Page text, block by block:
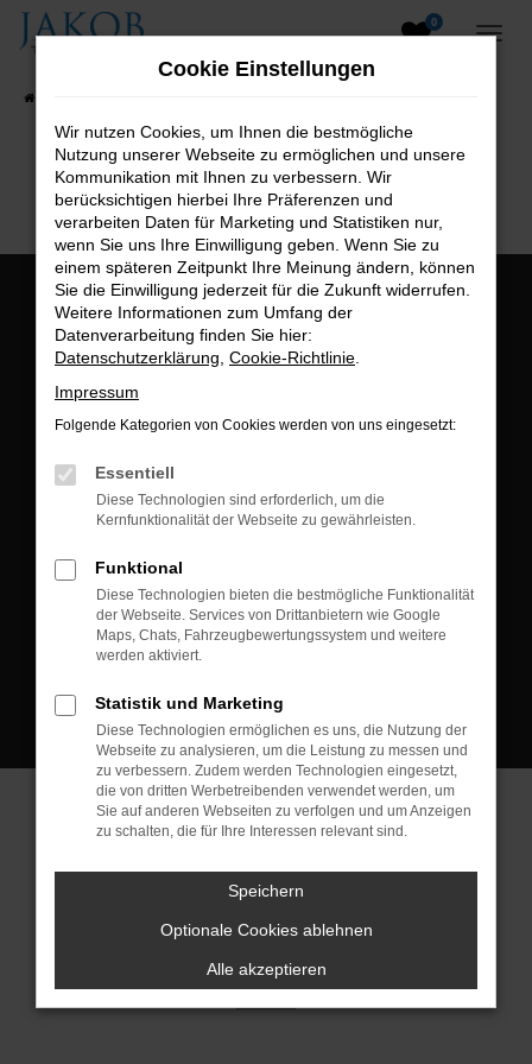
Zum
0
B2B-Shop
Öffnungszeiten:
Montag bis Freitag:
Postadresse:
Kontakt:
Tel.: +49 3745 760 90 20
Fax: +49 3745 760 90 21
Mail: fj@jakob-trading.com
Cookie Einstellungen
© 2026 Jakob Trading GmbH | Neustädter Straße 1 | DE-08223
Neustadt/Vogtland | fj@jakob-trading.com | Webdesign by audaris.de
Cookie Einstellungen
Wir nutzen Cookies, um Ihnen die bestmögliche
Nutzung unserer Webseite zu ermöglichen und unsere
Kommunikation mit Ihnen zu verbessern. Wir
berücksichtigen hierbei Ihre Präferenzen und
verarbeiten Daten für Marketing und Statistiken nur,
wenn Sie uns Ihre Einwilligung geben. Wenn Sie zu
einem späteren Zeitpunkt Ihre Meinung ändern, können
Sie die Einwilligung jederzeit für die Zukunft widerrufen.
Weitere Informationen zum Umfang der
Datenverarbeitung finden Sie hier:
Datenschutzerklärung Cookie-Richtlinie
Impressum
Folgende Kategorien von Cookies werden von uns eingesetzt:
Essentiell
Diese Technologien sind erforderlich, um die
Kernfunktionalität der Webseite zu gewährleisten.
Funktional
Diese Technologien bieten die bestmögliche Funktionalität
der Webseite. Services von Drittanbietern wie Google
Maps, Chats, Fahrzeugbewertungssystem und weitere
werden aktiviert.
Statistik und Marketing
Diese Technologien ermöglichen es uns, die Nutzung der
Webseite zu analysieren, um die Leistung zu messen und
zu verbessern. Zudem werden Technologien eingesetzt,
die von dritten Werbetreibenden verwendet werden, um
Sie auf anderen Webseiten zu verfolgen und um Anzeigen
zu schalten, die für Ihre Interessen relevant sind.
Speichern
Optionale Cookies ablehnen
Alle akzeptieren